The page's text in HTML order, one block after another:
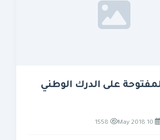
على الدرك الوطني